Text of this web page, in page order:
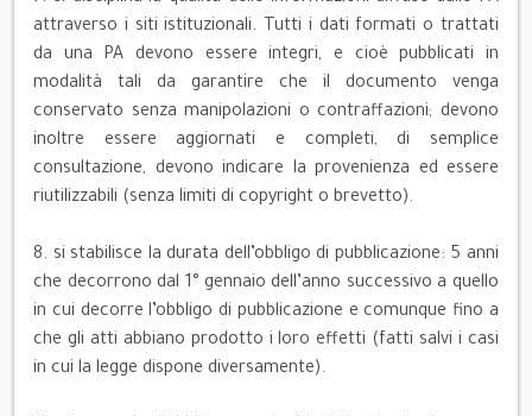
attraverso i siti istituzionali. Tutti i dati formati o trattati
da una PA devono essere integri, e cioè pubblicati in
modalità tali da garantire che il documento venga
conservato senza manipolazioni o contraffazioni; devono
inoltre essere aggiornati e completi, di semplice
consultazione, devono indicare la provenienza ed essere
riutilizzabili (senza limiti di copyright o brevetto).
8. si stabilisce la durata dell’obbligo di pubblicazione: 5 anni
che decorrono dal 1° gennaio dell’anno successivo a quello
in cui decorre l’obbligo di pubblicazione e comunque fino a
che gli atti abbiano prodotto i loro effetti (fatti salvi i casi
in cui la legge dispone diversamente).